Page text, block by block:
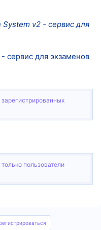
System v2 - сервис для
сервис для экзаменов
пользователи